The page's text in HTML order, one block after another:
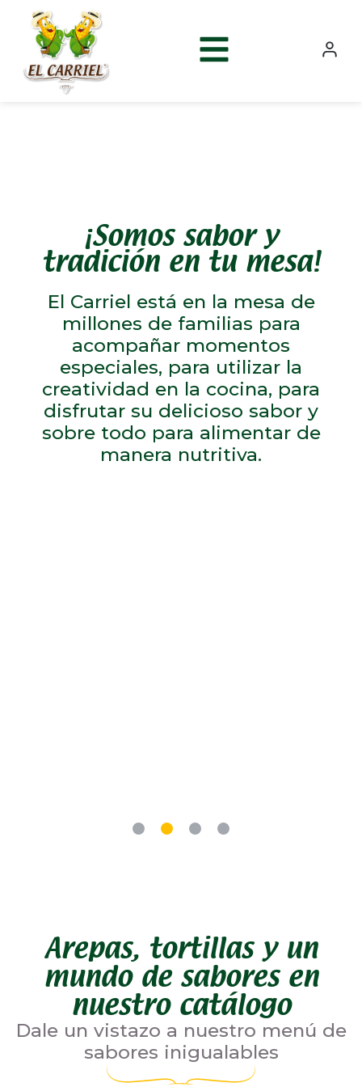
¡Somos sabor y
tradición en tu mesa!
El Carriel está en la mesa de
millones de familias para
acompañar momentos
especiales, para utilizar la
creatividad en la cocina, para
disfrutar su delicioso sabor y
sobre todo para alimentar de
manera nutritiva.
Arepas, tortillas y un
mundo de sabores en
nuestro catálogo
Dale un vistazo a nuestro menú de
sabores inigualables